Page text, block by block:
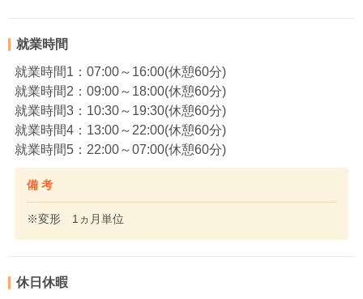
就業時間
就業時間1：07:00～16:00(休憩60分)
就業時間2：09:00～18:00(休憩60分)
就業時間3：10:30～19:30(休憩60分)
就業時間4：13:00～22:00(休憩60分)
就業時間5：22:00～07:00(休憩60分)
備 考
※変形 1ヵ月単位
休日休暇